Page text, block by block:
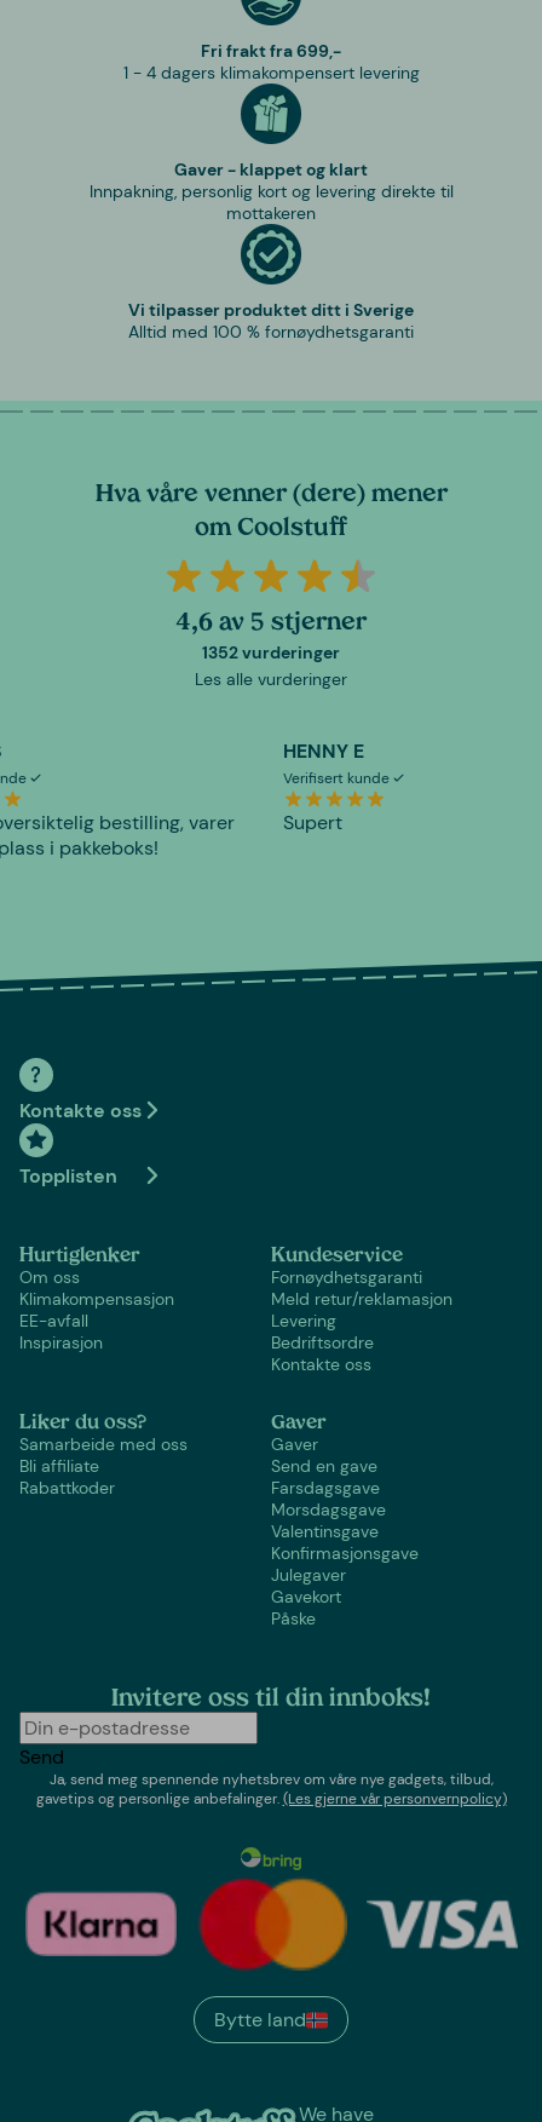
Fri frakt fra 699,-
1 - 4 dagers klimakompensert levering
Gaver - klappet og klart
Innpakning, personlig kort og levering direkte til
mottakeren
Vi tilpasser produktet ditt i Sverige
Alltid med 100 % fornøydhetsgaranti
Hva våre venner (dere) mener
om Coolstuff
4,6 av 5 stjerner
1352 vurderinger
Les alle vurderinger
bestilling, varer
i pakkeboks!
HENNY E
Verifisert kunde
Supert
Kontakte oss
Topplisten
Hurtiglenker
Om oss
Klimakompensasjon
EE-avfall
Inspirasjon
Kundeservice
Fornøydhetsgaranti
Meld retur/reklamasjon
Levering
Bedriftsordre
Kontakte oss
Liker du oss?
Samarbeide med oss
Bli affiliate
Rabattkoder
Gaver
Gaver
Send en gave
Farsdagsgave
Morsdagsgave
Valentinsgave
Konfirmasjonsgave
Julegaver
Gavekort
Påske
Invitere oss til din innboks!
Send
Ja, send meg spennende nyhetsbrev om våre nye gadgets, tilbud,
gavetips og personlige anbefalinger.(Les gjerne vår personvernpolicy)
We have
Bytte land